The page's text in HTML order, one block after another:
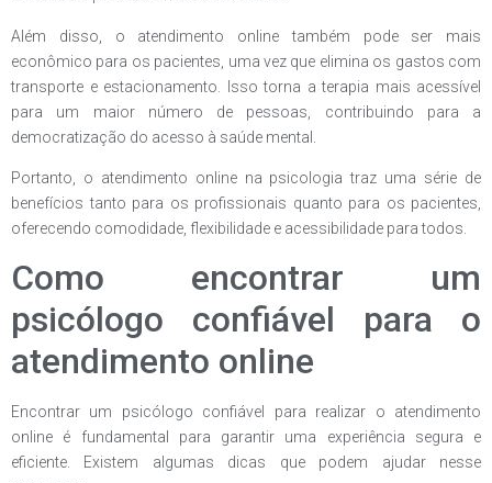
Além disso, o atendimento online também pode ser mais
econômico para os pacientes, uma vez que elimina os gastos com
transporte e estacionamento. Isso torna a terapia mais acessível
para um maior número de pessoas, contribuindo para a
democratização do acesso à saúde mental.
Portanto, o atendimento online na psicologia traz uma série de
benefícios tanto para os profissionais quanto para os pacientes,
oferecendo comodidade, flexibilidade e acessibilidade para todos.
Como encontrar um
psicólogo confiável para o
atendimento online
Encontrar um psicólogo confiável para realizar o atendimento
online é fundamental para garantir uma experiência segura e
eficiente. Existem algumas dicas que podem ajudar nesse